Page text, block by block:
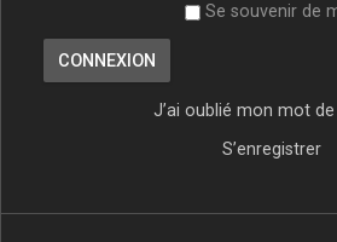
Se souvenir de
J’ai oublié mon mot de
S’enregistrer